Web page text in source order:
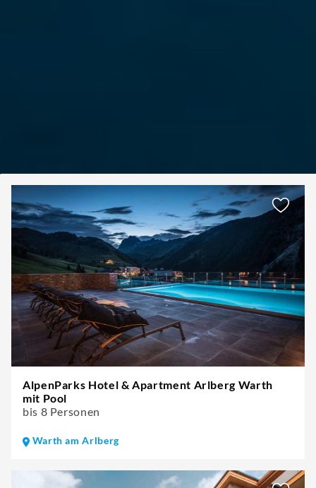
AlpenParks Hotel & Apartment Arlberg Warth
mit Pool
bis 8 Personen
Warth am Arlberg